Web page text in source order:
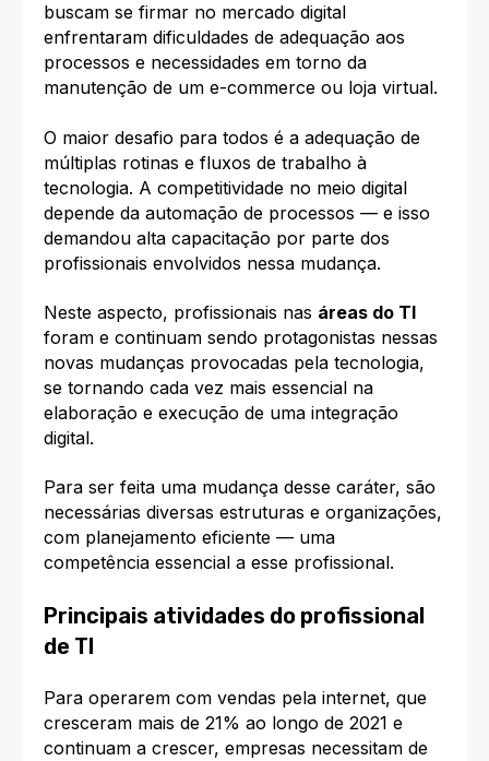
buscam se firmar no mercado digital
enfrentaram dificuldades de adequação aos
processos e necessidades em torno da
manutenção de um e-commerce ou loja virtual.
O maior desafio para todos é a adequação de
múltiplas rotinas e fluxos de trabalho à
tecnologia. A competitividade no meio digital
depende da automação de processos — e isso
demandou alta capacitação por parte dos
profissionais envolvidos nessa mudança.
Neste aspecto, profissionais nas áreas do TI
foram e continuam sendo protagonistas nessas
novas mudanças provocadas pela tecnologia,
se tornando cada vez mais essencial na
elaboração e execução de uma integração
digital.
Para ser feita uma mudança desse caráter, são
necessárias diversas estruturas e organizações,
com planejamento eficiente — uma
competência essencial a esse profissional.
Principais atividades do profissional
de TI
Para operarem com vendas pela internet, que
cresceram mais de 21% ao longo de 2021 e
continuam a crescer, empresas necessitam de